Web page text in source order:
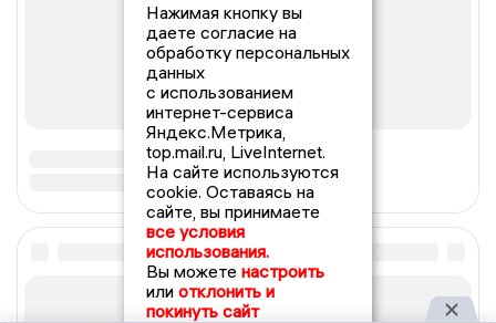
Нажимая кнопку вы
даете согласие на
обработку персональных
данных
с использованием
интернет-сервиса
Яндекс.Метрика,
top.mail.ru, LiveInternet.
На сайте используются
cookie. Оставаясь на
сайте, вы принимаете
все условия
использования.
Вы можете настроить
или отклонить и
покинуть сайт